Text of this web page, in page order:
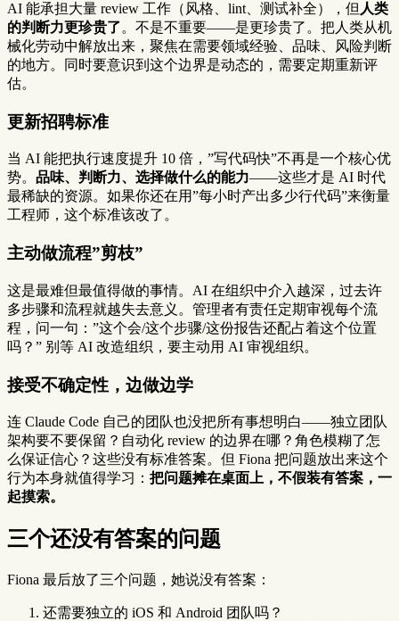
AI 能承担大量 review 工作（风格、lint、测试补全），但 人类
的判断力更珍贵了。不是不重要——是更珍贵了。把人类从机
械化劳动中解放出来，聚焦在需要领域经验、品味、风险判断
的地方。同时要意识到这个边界是动态的，需要定期重新评
估。
更新招聘标准
当 AI 能把执行速度提升 10 倍，”写代码快”不再是一个核心优
势。 品味、判断力、选择做什么的能力——这些才是 AI 时代
最稀缺的资源。如果你还在用”每小时产出多少行代码”来衡量
工程师，这个标准该改了。
主动做流程”剪枝”
这是最难但最值得做的事情。AI 在组织中介入越深，过去许
多步骤和流程就越失去意义。管理者有责任定期审视每个流
程，问一句：”这个会/这个步骤/这份报告还配占着这个位置
吗？” 别等 AI 改造组织，要主动用 AI 审视组织。
接受不确定性，边做边学
连 Claude Code 自己的团队也没把所有事想明白——独立团队
架构要不要保留？自动化 review 的边界在哪？角色模糊了怎
么保证信心？这些没有标准答案。但 Fiona 把问题放出来这个
行为本身就值得学习： 把问题摊在桌面上，不假装有答案，一
起摸索。
三个还没有答案的问题
Fiona 最后放了三个问题，她说没有答案：
还需要独立的 iOS 和 Android 团队吗？